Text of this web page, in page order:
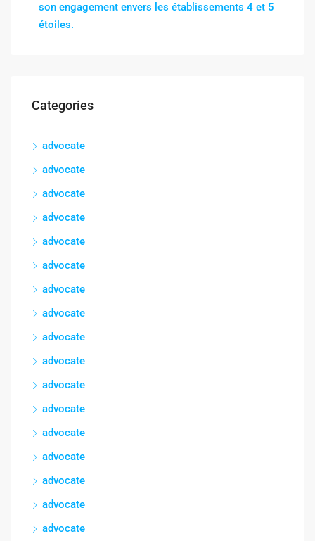
son engagement envers les établissements 4 et 5
étoiles.
Categories
advocate
advocate
advocate
advocate
advocate
advocate
advocate
advocate
advocate
advocate
advocate
advocate
advocate
advocate
advocate
advocate
advocate